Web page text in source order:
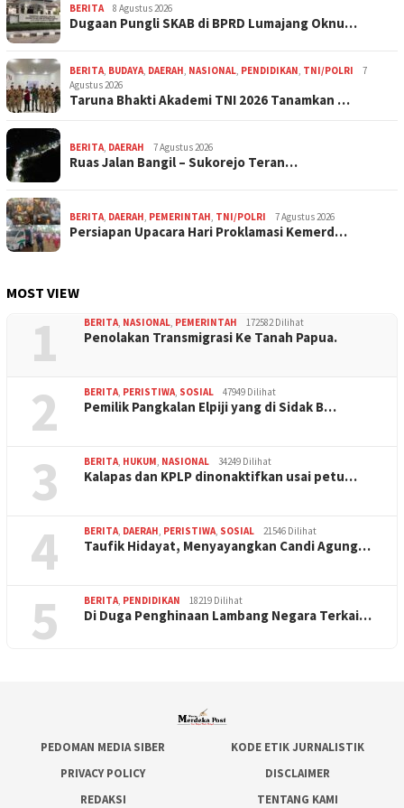
BERITA 8 Agustus 2026
Dugaan Pungli SKAB di BPRD Lumajang Oknu…
BERITA, BUDAYA, DAERAH, NASIONAL, PENDIDIKAN, TNI/POLRI
7
Agustus 2026
Taruna Bhakti Akademi TNI 2026 Tanamkan …
BERITA, DAERAH 7 Agustus 2026
Ruas Jalan Bangil – Sukorejo Teran…
BERITA, DAERAH, PEMERINTAH, TNI/POLRI 7 Agustus 2026
Persiapan Upacara Hari Proklamasi Kemerd…
MOST VIEW
1 BERITA, NASIONAL, PEMERINTAH 172582 Dilihat
Penolakan Transmigrasi Ke Tanah Papua.
2 BERITA, PERISTIWA, SOSIAL 47949 Dilihat
Pemilik Pangkalan Elpiji yang di Sidak B…
3 BERITA, HUKUM, NASIONAL 34249 Dilihat
Kalapas dan KPLP dinonaktifkan usai petu…
4 BERITA, DAERAH, PERISTIWA, SOSIAL 21546 Dilihat
Taufik Hidayat, Menyayangkan Candi Agung…
5 BERITA, PENDIDIKAN 18219 Dilihat
Di Duga Penghinaan Lambang Negara Terkai…
PEDOMAN MEDIA SIBER
KODE ETIK JURNALISTIK
PRIVACY POLICY
DISCLAIMER
REDAKSI
TENTANG KAMI